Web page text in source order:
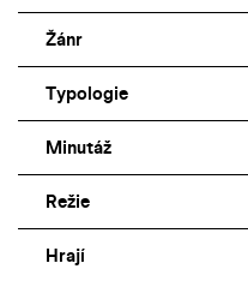
Žánr
Typologie
Minutáž
Režie
Hrají